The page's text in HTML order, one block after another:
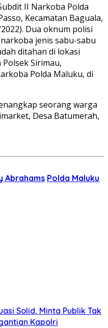
II Narkoba Polda
Kecamatan Baguala,
Dua oknum polisi
jenis sabu-sabu
ditahan di lokasi
Sirimau,
Polda Maluku, di
seorang warga
Desa Batumerah,
Abrahams Polda Maluku
Solid, Minta Publik Tak
Kapolri